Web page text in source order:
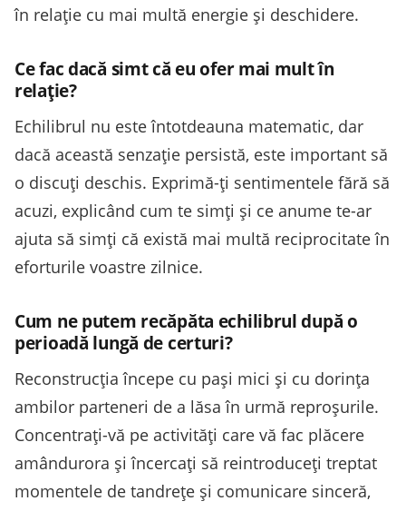
în relație cu mai multă energie și deschidere.
Ce fac dacă simt că eu ofer mai mult în
relație?
Echilibrul nu este întotdeauna matematic, dar
dacă această senzație persistă, este important să
o discuți deschis. Exprimă-ți sentimentele fără să
acuzi, explicând cum te simți și ce anume te-ar
ajuta să simți că există mai multă reciprocitate în
eforturile voastre zilnice.
Cum ne putem recăpăta echilibrul după o
perioadă lungă de certuri?
Reconstrucția începe cu pași mici și cu dorința
ambilor parteneri de a lăsa în urmă reproșurile.
Concentrați-vă pe activități care vă fac plăcere
amândurora și încercați să reintroduceți treptat
momentele de tandrețe și comunicare sinceră,